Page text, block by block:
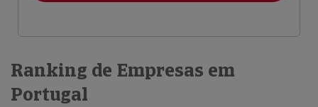
Ranking de Empresas em
Portugal